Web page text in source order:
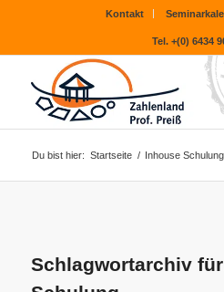
Kontakt
Tel. +(0) 6434
Du bist hier: Startseite / Inhouse Schulung
Schlagwortarchiv